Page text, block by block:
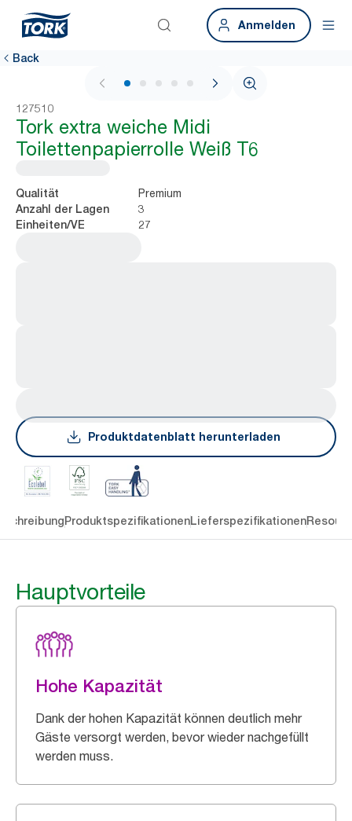
Anmelden
Back
1 / 5
127510
Tork extra weiche Midi
Toilettenpapierrolle Weiß T6
Qualität Premium
Anzahl der Lagen 3
Einheiten/VE 27
Produktdatenblatt herunterladen
ProduktspezifikationenLieferspezifikationen
Hauptvorteile
Hohe Kapazität
Dank der hohen Kapazität können deutlich mehr
Gäste versorgt werden, bevor wieder nachgefüllt
werden muss.